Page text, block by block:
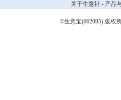
关于生意社 - 产品
©生意宝(002095) 版权